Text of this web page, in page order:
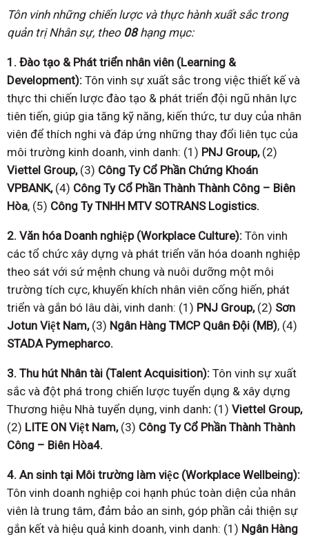
Tôn vinh những chiến lược và thực hành xuất sắc trong
quản trị Nhân sự, theo 08hạng mục:
1. Đào tạo & Phát triển nhân viên (Learning &
Development): Tôn vinh sự xuất sắc trong việc thiết kế và
thực thi chiến lược đào tạo & phát triển đội ngũ nhân lực
tiên tiến, giúp gia tăng kỹ năng, kiến thức, tư duy của nhân
viên để thích nghi và đáp ứng những thay đổi liên tục của
môi trường kinh doanh, vinh danh: (1) PNJ Group, (2)
Viettel Group, (3) Công Ty Cổ Phần Chứng Khoán
VPBANK, (4) Công Ty Cổ Phần Thành Thành Công – Biên
Hòa, (5) Công Ty TNHH MTV SOTRANS Logistics.
2. Văn hóa Doanh nghiệp (Workplace Culture): Tôn vinh
các tổ chức xây dựng và phát triển văn hóa doanh nghiệp
theo sát với sứ mệnh chung và nuôi dưỡng một môi
trường tích cực, khuyến khích nhân viên cống hiến, phát
triển và gắn bó lâu dài, vinh danh: (1) PNJ Group, (2) Sơn
Jotun Việt Nam, (3) Ngân Hàng TMCP Quân Đội (MB), (4)
STADA Pymepharco.
3. Thu hút Nhân tài (Talent Acquisition): Tôn vinh sự xuất
sắc và đột phá trong chiến lược tuyển dụng & xây dựng
Thương hiệu Nhà tuyển dụng, vinh danh: (1) Viettel Group,
(2) LITE ON Việt Nam, (3) Công Ty Cổ Phần Thành Thành
Công – Biên Hòa4.
4. An sinh tại Môi trường làm việc (Workplace Wellbeing):
Tôn vinh doanh nghiệp coi hạnh phúc toàn diện của nhân
viên là trung tâm, đảm bảo an sinh, góp phần cải thiện sự
gắn kết và hiệu quả kinh doanh, vinh danh: (1) Ngân Hàng